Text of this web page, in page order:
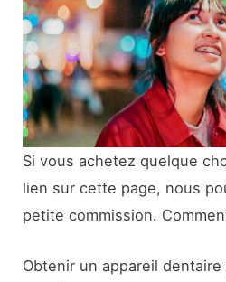
Si vous achetez quelque
lien sur cette page, nous
petite commission.
Obtenir un appareil